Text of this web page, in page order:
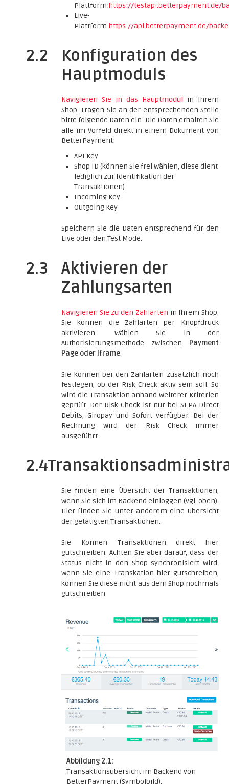
Plattform:https://testapi.betterpayment.de/
Live-
Plattform:https://api.betterpayment.de/
2.2
Konfiguration des
Hauptmoduls
Navigieren Sie in das Hauptmodul in Ihrem
Shop. Tragen Sie an der entsprechenden Stelle
bitte folgende Daten ein. Die Daten erhalten Sie
alle im Vorfeld direkt in einem Dokument von
BetterPayment:
API Key
Shop ID (können Sie frei wählen, diese dient
lediglich zur Identifikation der
Transaktionen)
Incoming Key
Outgoing Key
Speichern Sie die Daten entsprechend für den
Live oder den Test Mode.
2.3
Aktivieren der
Zahlungsarten
Navigieren Sie zu den Zahlarten in Ihrem Shop.
Sie können die Zahlarten per Knopfdruck
aktivieren. Wählen Sie in der
Authorisierungsmethode zwischen Payment
Page oder Iframe.
Sie können bei den Zahlarten zusätzlich noch
festlegen, ob der Risk Check aktiv sein soll. So
wird die Transaktion anhand weiterer Kriterien
geprüft. Der Risk Check ist nur bei SEPA Direct
Debits, Giropay und Sofort verfügbar. Bei der
Rechnung wird der Risk Check immer
ausgeführt.
2.4
Sie finden eine Übersicht der Transaktionen,
wenn Sie sich im Backend einloggen (vgl. oben).
Hier finden Sie unter anderem eine Übersicht
der getätigten Transaktionen.
Sie Können Transaktionen direkt hier
gutschreiben. Achten Sie aber darauf, dass der
Status nicht in den Shop synchronisiert wird.
Wenn Sie eine Transkation hier gutschreiben,
können Sie diese nicht aus dem Shop nochmals
gutschreiben
Abbildung 2.1:
Transaktionsübersicht im Backend von
BetterPayment (Symbolbild).